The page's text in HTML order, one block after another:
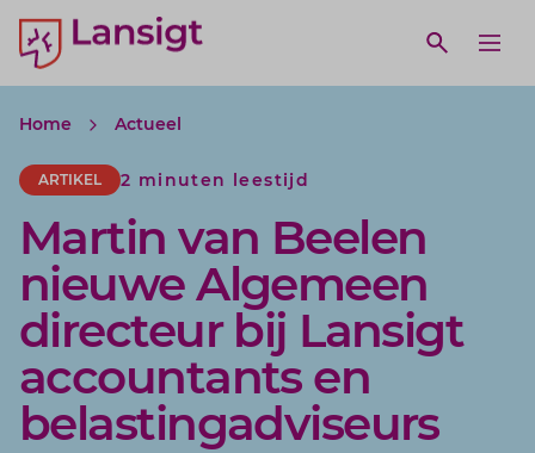
Lansigt Accountants logo
Open
search website
Home Actueel
ARTIKEL 2 minuten leestijd
Martin van Beelen
nieuwe Algemeen
directeur bij Lansigt
accountants en
belastingadviseurs